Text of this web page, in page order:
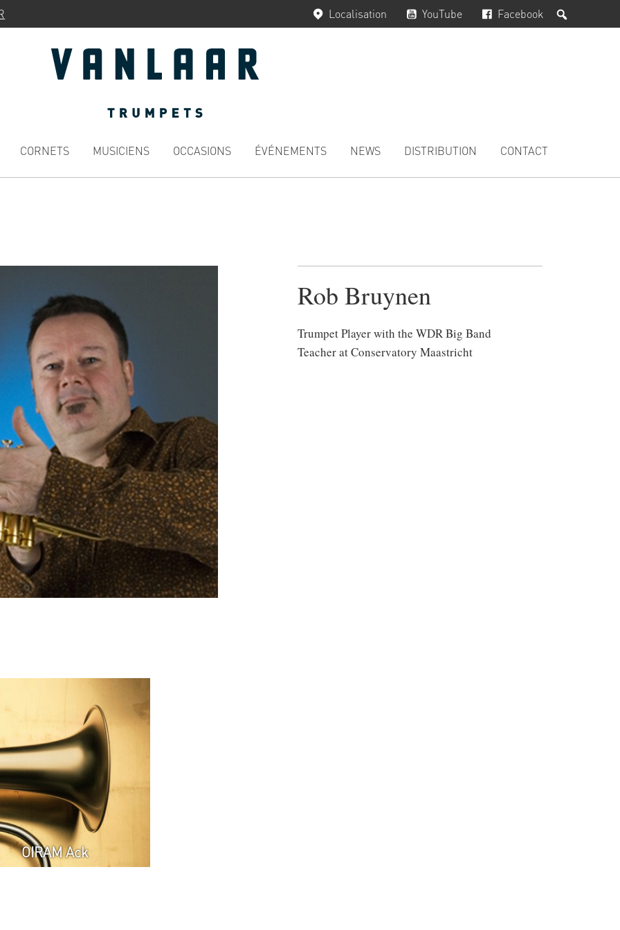
Facebook
YouTube
Localisation
CORNETS MUSICIENS OCCASIONS ÉVÉNEMENTS NEWS DISTRIBUTION CONTACT
Rob Bruynen
Trumpet Player with the WDR Big Band
Teacher at Conservatory Maastricht
OIRAM Ack